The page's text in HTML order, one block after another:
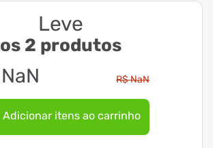
Leve
os 2 produtos
NaN R$NaN
Adicionar itens ao carrinho